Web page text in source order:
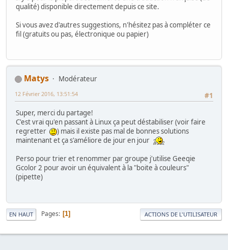
qualité) disponible directement depuis ce site.
Si vous avez d'autres suggestions, n'hésitez pas à compléter ce
fil (gratuits ou pas, électronique ou papier)
Matys
Modérateur
#1
12 Février 2016, 13:51:54
Super, merci du partage!
C'est vrai qu'en passant à Linux ça peut déstabiliser (voir faire
regretter
) mais il existe pas mal de bonnes solutions
maintenant et ça s'améliore de jour en jour
Perso pour trier et renommer par groupe j'utilise Geeqie
Gcolor 2 pour avoir un équivalent à la "boite à couleurs"
(pipette)
EN HAUT Pages 1 ACTIONS DE L'UTILISATEUR